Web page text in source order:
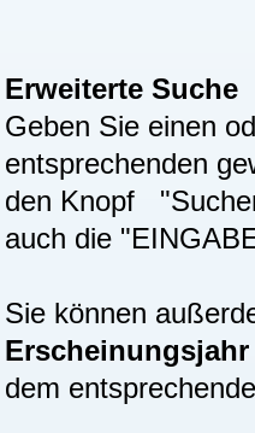
Erweiterte Suche
Geben Sie einen
entsprechenden
den Knopf
auch die
Sie können
dem